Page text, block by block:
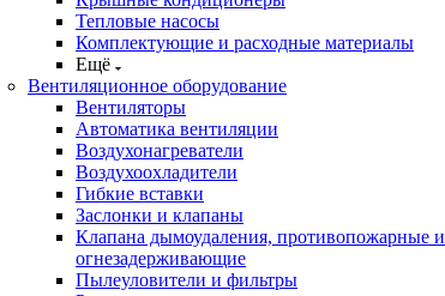
Тепловые насосы
Комплектующие и расходные материалы
Ещё
Вентиляционное оборудование
Вентиляторы
Автоматика вентиляции
Воздухонагреватели
Воздухоохладители
Гибкие вставки
Заслонки и клапаны
Клапана дымоудаления, противопожарные и
огнезадерживающие
Пылеуловители и фильтры